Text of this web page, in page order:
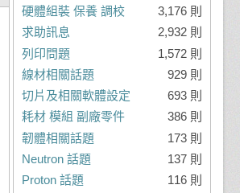
3,176 則
硬體組裝 保養 調校
2,932 則
求助訊息
1,572 則
列印問題
929 則
線材相關話題
693 則
切片及相關軟體設定
386 則
耗材 模組 副廠零件
173 則
韌體相關話題
137 則
Neutron 話題
116 則
Proton 話題